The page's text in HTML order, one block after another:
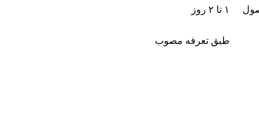
۱ تا ۲ روز
طبق تعرفه مصوب